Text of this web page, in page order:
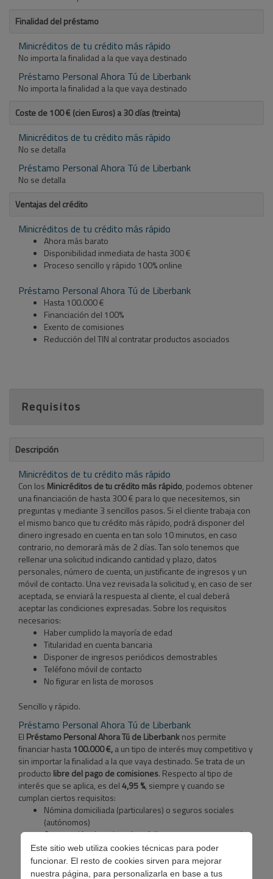
Este sitio web utiliza cookies técnicas para poder
funcionar. El resto de cookies sirven para mejorar
nuestra página, para personalizarla en base a tus
Finalidad del préstamo
Minicréditos de tu crédito más rápido
No importa la finalidad a la que vaya destinado
Préstamo Personal Ahora Tú de Liberbank
No importa la finalidad a la que vaya destinado
Coste de 100 € (cien Euros) a 30 días (treinta)
Minicréditos de tu crédito más rápido
No se detalla
Préstamo Personal Ahora Tú de Liberbank
No se detalla
Ventajas del crédito
Minicréditos de tu crédito más rápido
Ahora más barato
Disponibilidad inmediata de hasta 300 €
Proceso sencillo y rápido 100% online
Préstamo Personal Ahora Tú de Liberbank
Hasta 100.000 €
Financiación del 100%
Exento de comisiones
Reducción del TIN al contratar productos asociados
Requisitos
Descripción
Minicréditos de tu crédito más rápido
Con los Minicréditos de tu crédito más rápido, podemos obtener
una financiación de hasta 300 € para lo que necesitemos, sin
preguntas y mediante 3 sencillos pasos. Si el cliente trabaja con
el mismo banco que tu crédito más rápido, podrá disponer del
dinero ingresado en cuenta en tan solo 10 minutos, en caso
contrario, no demorará más de 2 días. Tan solo tenemos que
rellenar una solicitud indicando cantidad y plazo, datos
personales, número de cuenta, un justificante de ingresos y un
móvil de contacto. Una vez revisada la solicitud y, en caso de ser
aceptada, se enviará la respuesta al cliente, el cual deberá
aceptar las condiciones expresadas. Sobre los requisitos
necesarios:
Haber cumplido la mayoría de edad
Titularidad en cuenta bancaria
Disponer de ingresos periódicos demostrables
Teléfono móvil de contacto
No figurar en lista de morosos
Sencillo y rápido.
Préstamo Personal Ahora Tú de Liberbank
El Préstamo Personal Ahora Tú de Liberbanknos permite
financiar hasta100.000 €,a un tipo de interés muy competitivo y
sin importar la finalidad a la que vaya destinado. Se trata de un
producto libre del pago de comisiones. Respecto al tipo de
interés que se aplica, es del4,95 %, siempre y cuando se
cumplan ciertos requisitos:
Nómina domiciliada (particulares) o seguros sociales
(autónomos)
Contratación de tarjeta de crédito y compras por un valor
superior a 1.500 € al año
Domiciliación de 2 recibos
Contratación de un seguro de vida